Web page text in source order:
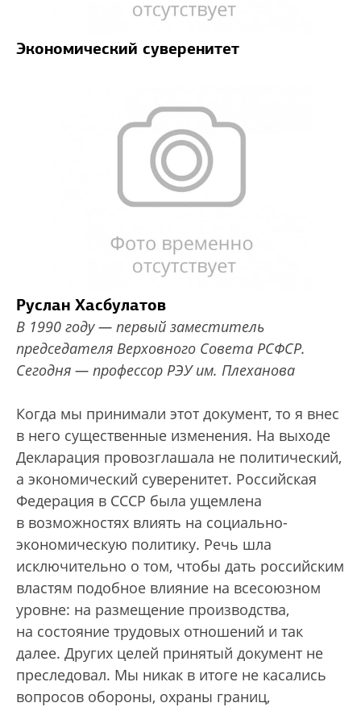
Экономический суверенитет
Руслан Хасбулатов
В 1990 году — первый заместитель
председателя Верховного Совета РСФСР.
Сегодня — профессор РЭУ им. Плеханова
Когда мы принимали этот документ, то я внес
в него существенные изменения. На выходе
Декларация провозглашала не политический,
а экономический суверенитет. Российская
Федерация в СССР была ущемлена
в возможностях влиять на социально-
экономическую политику. Речь шла
исключительно о том, чтобы дать российским
властям подобное влияние на всесоюзном
уровне: на размещение производства,
на состояние трудовых отношений и так
далее. Других целей принятый документ не
преследовал. Мы никак в итоге не касались
вопросов обороны, охраны границ,